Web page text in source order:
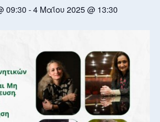
09:30 -4 Μαΐου 2025 @ 13:30